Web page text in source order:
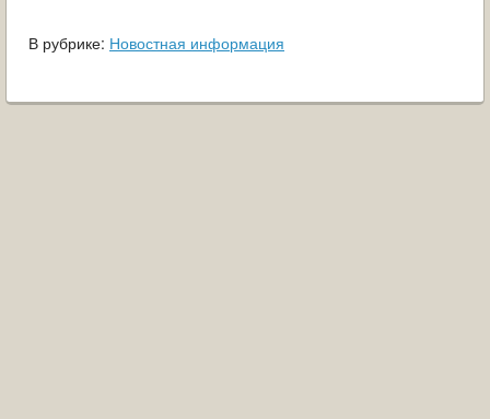
В рубрике: Новостная информация